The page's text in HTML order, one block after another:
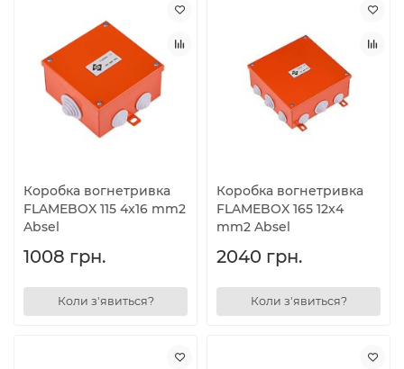
Коробка вогнетривка
FLAMEBOX 115 4x16 mm2
Absel
1008 грн.
Коли з'явиться?
Коробка вогнетривка
FLAMEBOX 165 12x4
mm2 Absel
2040 грн.
Коли з'явиться?